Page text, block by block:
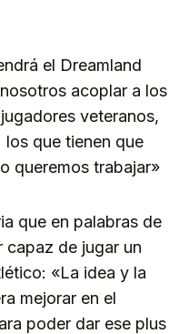
el Dreamland
acoplar a los
veteranos,
que tienen que
queremos trabajar»
que en palabras de
capaz de jugar un
«La idea y la
mejorar en el
poder dar ese plus